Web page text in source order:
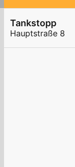
Tankstopp
Hauptstraße 8